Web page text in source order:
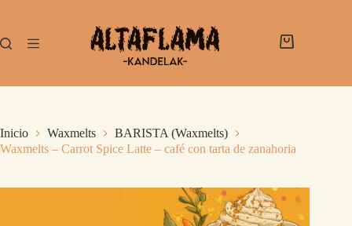
Inicio Waxmelts
BARISTA (Waxmelts)
Waxmelts – Carrot Spice Latte – café con tarta de zanahoria